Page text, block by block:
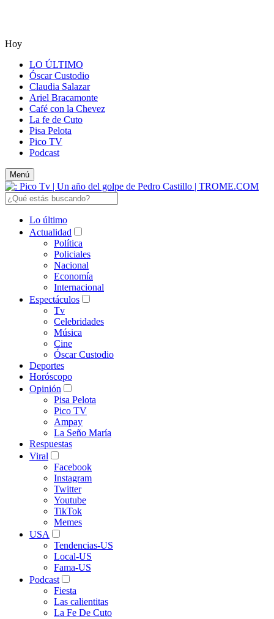
Hoy
LO ÚLTIMO
Óscar Custodio
Claudia Salazar
Ariel Bracamonte
Café con la Chevez
La fe de Cuto
Pisa Pelota
Pico TV
Podcast
Menú
Lo último
Actualidad
Política
Policiales
Nacional
Economía
Internacional
Espectáculos
Tv
Celebridades
Música
Cine
Óscar Custodio
Deportes
Horóscopo
Opinión
Pisa Pelota
Pico TV
Ampay
La Seño María
Respuestas
Viral
Facebook
Instagram
Twitter
Youtube
TikTok
Memes
USA
Tendencias-US
Local-US
Fama-US
Podcast
Fiesta
Las calientitas
La Fe De Cuto